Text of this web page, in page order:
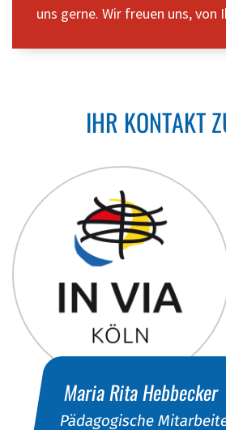
uns gerne. Wir freuen uns, von
IHR KONTAKT
Maria RitaHebbecker
Pädagogische